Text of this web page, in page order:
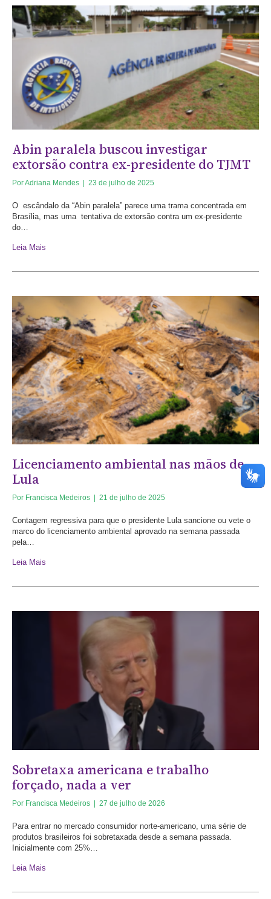
Abin paralela buscou investigar
extorsão contra ex-presidente do TJMT
PorAdriana Mendes 23 de julho de 2025
O escândalo da “Abin paralela” parece uma trama concentrada em
Brasília, mas uma tentativa de extorsão contra um ex-presidente
do…
Leia Mais
Licenciamento ambiental nas mãos de
Lula
Por Francisca Medeiros | 21 de julho de 2025
Contagem regressiva para que o presidente Lula sancione ou vete o
marco do licenciamento ambiental aprovado na semana passada
pela…
Leia Mais
Sobretaxa americana e trabalho
forçado, nada a ver
Por Francisca Medeiros | 27 de julho de 2026
Para entrar no mercado consumidor norte-americano, uma série de
produtos brasileiros foi sobretaxada desde a semana passada.
Inicialmente com 25%…
Leia Mais